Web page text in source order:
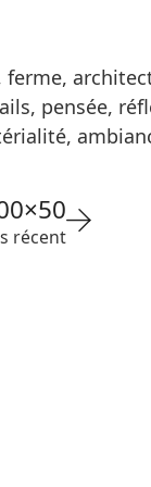
pensée,
récent